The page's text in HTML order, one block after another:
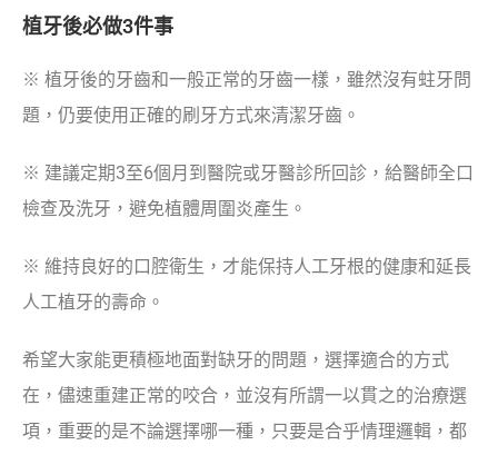
植牙後必做3件事
※ 植牙後的牙齒和一般正常的牙齒一樣，雖然沒有蛀牙問
題，仍要使用正確的刷牙方式來清潔牙齒。
※ 建議定期3至6個月到醫院或牙醫診所回診，給醫師全口
檢查及洗牙，避免植體周圍炎產生。
※ 維持良好的口腔衛生，才能保持人工牙根的健康和延長
人工植牙的壽命。
希望大家能更積極地面對缺牙的問題，選擇適合的方式
在，儘速重建正常的咬合，並沒有所謂一以貫之的治療選
項，重要的是不論選擇哪一種，只要是合乎情理邏輯，都